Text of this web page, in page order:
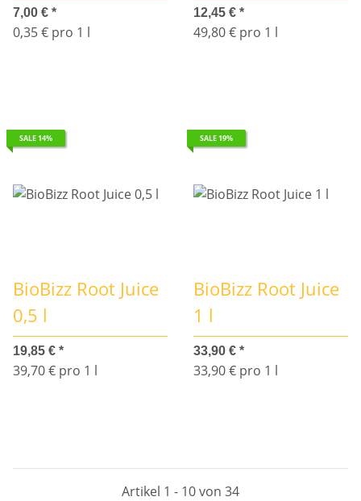
7,00 € *
0,35 € pro 1 l
12,45 € *
49,80 € pro 1 l
SALE 14%
BioBizz Root Juice
0,5 l
19,85 € *
39,70 € pro 1 l
SALE 19%
BioBizz Root Juice
1 l
33,90 € *
33,90 € pro 1 l
Artikel 1 - 10 von 34